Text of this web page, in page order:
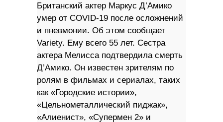
Британский актер Маркус Д’Амико
умер от COVID-19 после осложнений
и пневмонии. Об этом сообщает
Variety. Ему всего 55 лет. Сестра
актера Мелисса подтвердила смерть
Д’Амико. Он известен зрителям по
ролям в фильмах и сериалах, таких
как «Городские истории»,
«Цельнометаллический пиджак»,
«Алиенист», «Супермен 2» и